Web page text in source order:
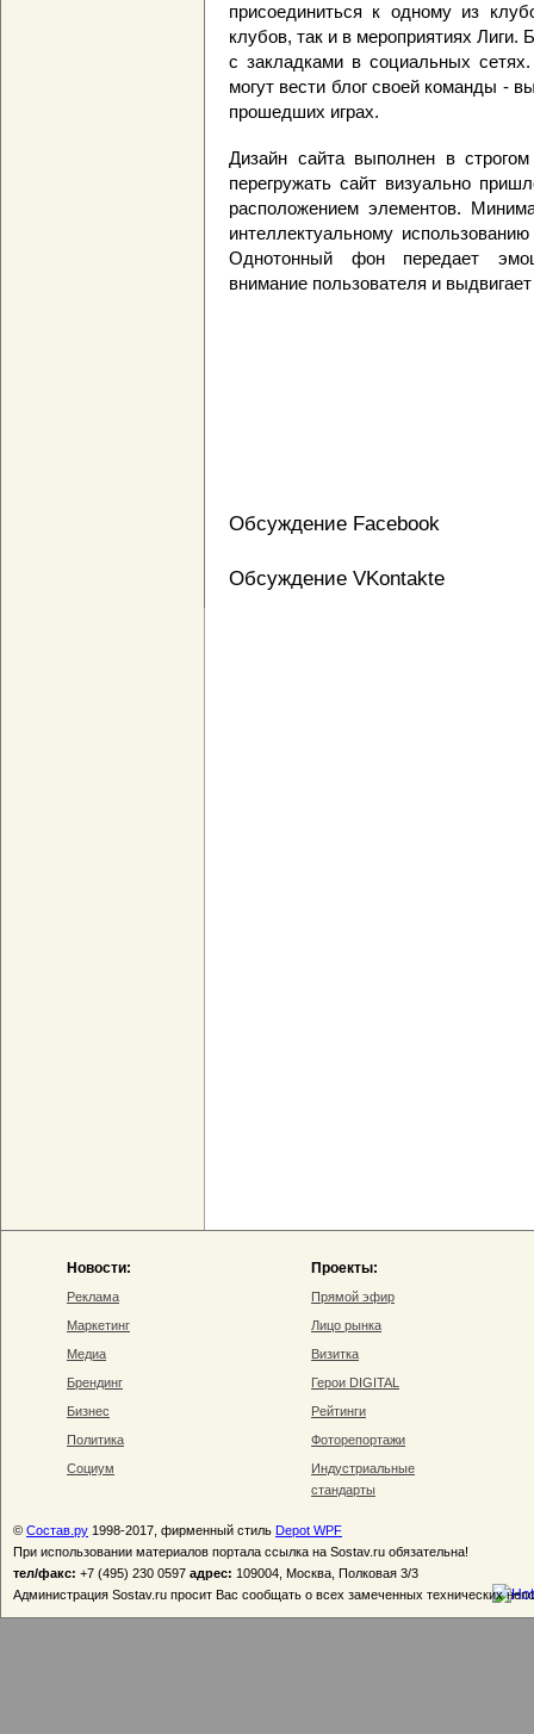
присоединиться к одному из
клубов, так и в мероприятиях Лиги.
с закладками в социальных
могут вести блог своей команды -
прошедших играх.
Дизайн сайта выполнен в
перегружать сайт визуально
расположением элементов.
интеллектуальному
Однотонный фон передает
внимание пользователя и
Обсуждение Facebook
Обсуждение VKontakte
Новости:
Реклама
Маркетинг
Медиа
Брендинг
Бизнес
Политика
Социум
Проекты:
Прямой эфир
Лицо рынка
Визитка
Герои DIGITAL
Рейтинги
Фоторепортажи
Индустриальные
стандарты
© Состав.ру 1998-2017, фирменный стиль Depot WPF
При использовании материалов портала ссылка на Sostav.ru обязательна!
тел/факс: +7 (495) 230 0597 адрес: 109004, Москва, Полковая 3/3
Администрация Sostav.ru просит Вас сообщать о всех замеченных технических